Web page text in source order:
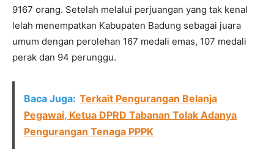
9167 orang. Setelah melalui perjuangan yang tak kenal
lelah menempatkan Kabupaten Badung sebagai juara
umum dengan perolehan 167 medali emas, 107 medali
perak dan 94 perunggu.
Baca Juga: Terkait Pengurangan Belanja
Pegawai, Ketua DPRD Tabanan Tolak Adanya
Pengurangan Tenaga PPPK